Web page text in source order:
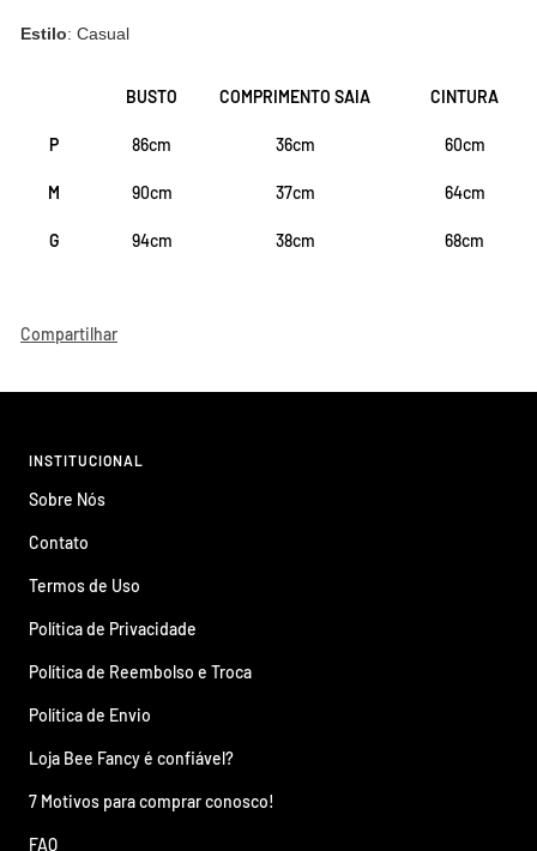
Estilo: Casual
BUSTO COMPRIMENTO SAIA CINTURA
P 86cm 36cm 60cm
M 90cm 37cm 64cm
G 94cm 38cm 68cm
Compartilhar
INSTITUCIONAL
Sobre Nós
Contato
Termos de Uso
Política de Privacidade
Política de Reembolso e Troca
Política de Envio
Loja Bee Fancy é confiável?
7 Motivos para comprar conosco!
FAQ